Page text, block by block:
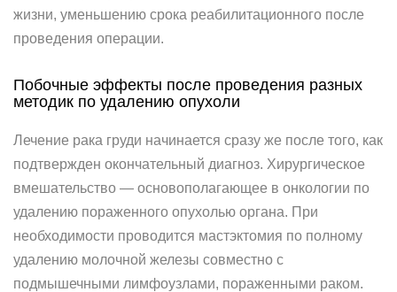
жизни, уменьшению срока реабилитационного после
проведения операции.
Побочные эффекты после проведения разных
методик по удалению опухоли
Лечение рака груди начинается сразу же после того, как
подтвержден окончательный диагноз. Хирургическое
вмешательство — основополагающее в онкологии по
удалению пораженного опухолью органа. При
необходимости проводится мастэктомия по полному
удалению молочной железы совместно с
подмышечными лимфоузлами, пораженными раком.